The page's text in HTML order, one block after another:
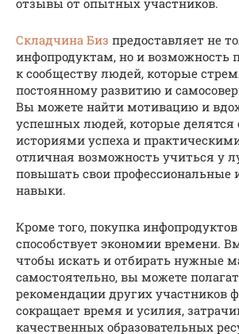
отзывы от опытных участников.
Складчина Биз предоставляет не
инфопродуктам, но и возможность
к сообществу людей, которые
постоянному развитию и
Вы можете найти мотивацию и
успешных людей, которые делятся
историями успеха и
отличная возможность учиться у
повышать свои профессиональные
навыки.
Кроме того, покупка
способствует экономии времени.
чтобы искать и отбирать нужные
самостоятельно, вы можете
рекомендации других участников
сокращает время и усилия,
качественных образовательных